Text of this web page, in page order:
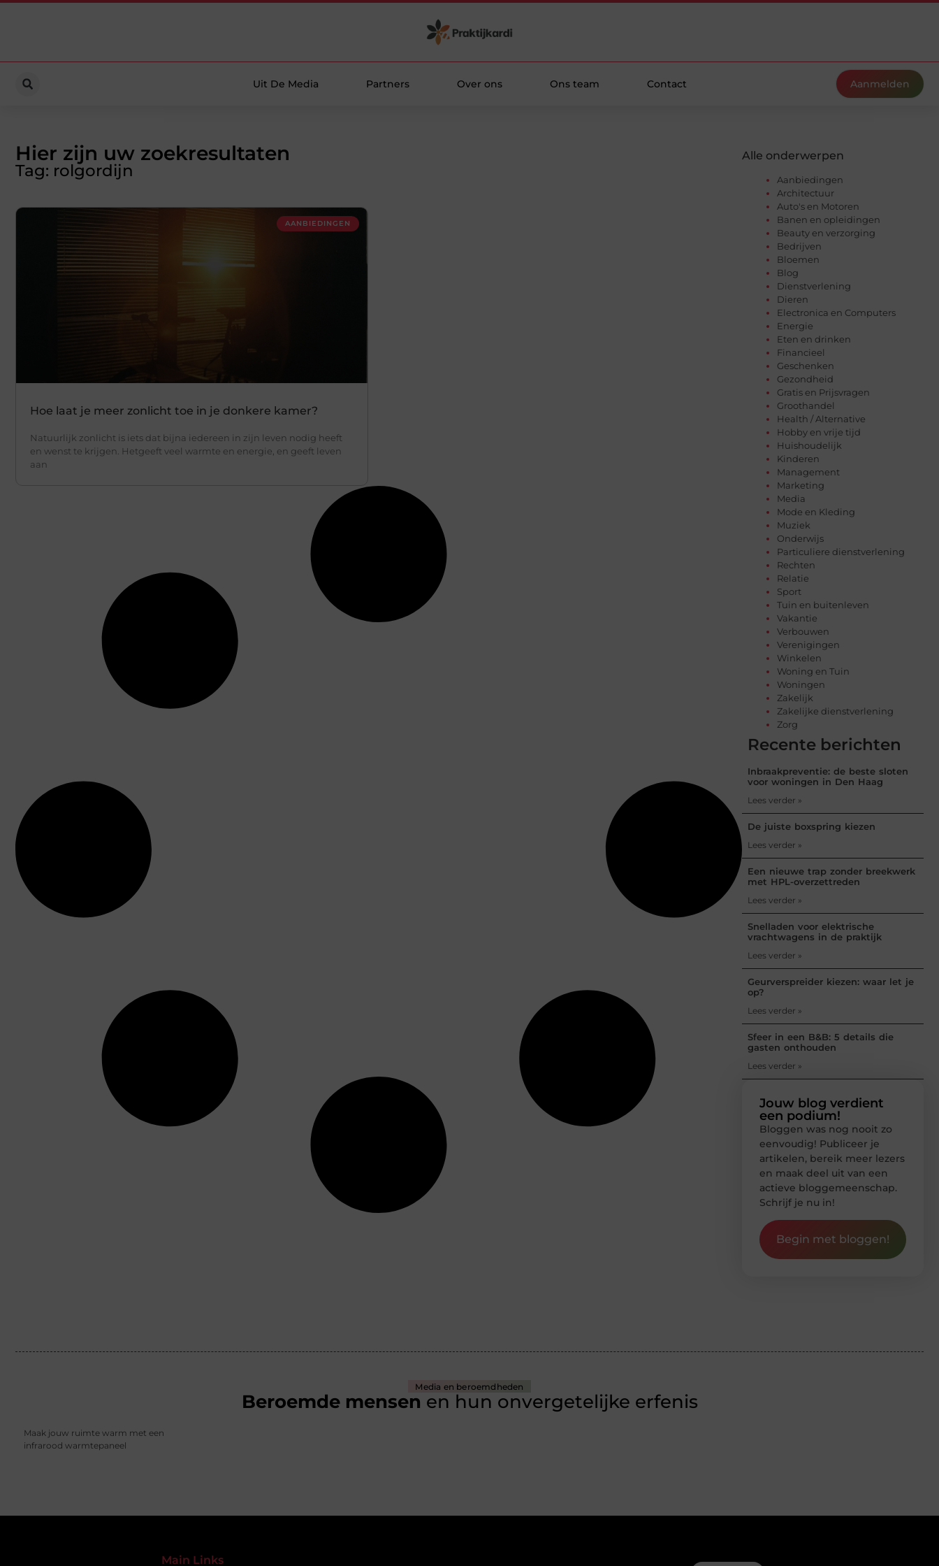
Uit De Media Partners Over ons Ons team Contact Aanmelden
Hier zijn uw zoekresultaten
Tag: rolgordijn
AANBIEDINGEN
Hoe laat je meer zonlicht toe in je donkere kamer?
Natuurlijk zonlicht is iets dat bijna iedereen in zijn leven nodig heeft
en wenst te krijgen. Hetgeeft veel warmte en energie, en geeft leven
aan
Alle onderwerpen
Aanbiedingen
Architectuur
Auto's en Motoren
Banen en opleidingen
Beauty en verzorging
Bedrijven
Bloemen
Blog
Dienstverlening
Dieren
Electronica en Computers
Energie
Eten en drinken
Financieel
Geschenken
Gezondheid
Gratis en Prijsvragen
Groothandel
Health / Alternative
Hobby en vrije tijd
Huishoudelijk
Kinderen
Management
Marketing
Media
Mode en Kleding
Muziek
Onderwijs
Particuliere dienstverlening
Rechten
Relatie
Sport
Tuin en buitenleven
Vakantie
Verbouwen
Verenigingen
Winkelen
Woning en Tuin
Woningen
Zakelijk
Zakelijke dienstverlening
Zorg
Recente berichten
Inbraakpreventie: de beste sloten
voor woningen in Den Haag
Lees verder »
De juiste boxspring kiezen
Lees verder »
Een nieuwe trap zonder breekwerk
met HPL-overzettreden
Lees verder »
Snelladen voor elektrische
vrachtwagens in de praktijk
Lees verder »
Geurverspreider kiezen: waar let je
op?
Lees verder »
Sfeer in een B&B: 5 details die
gasten onthouden
Lees verder »
Jouw blog verdient
een podium!
Bloggen was nog nooit zo
eenvoudig! Publiceer je
artikelen, bereik meer lezers
en maak deel uit van een
actieve bloggemeenschap.
Schrijf je nu in!
Begin met bloggen!
Media en beroemdheden
Beroemde mensen en hun onvergetelijke erfenis
Maak jouw ruimte warm met een
infrarood warmtepaneel
Main Links